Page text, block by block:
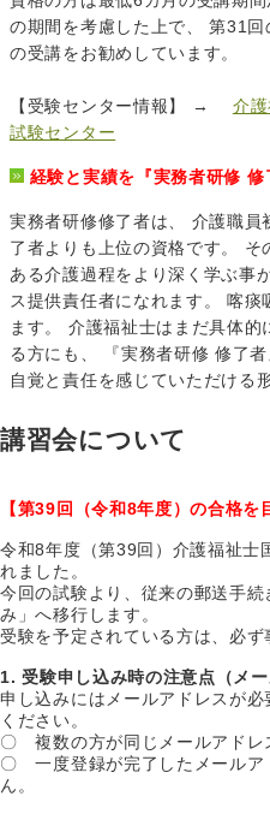
の期間を考慮した上で、 第31
の受講をお勧めしています。
【受験センター情報】 → 介
試験センター
経験と実績を『実務者研修 修
実務者研修修了者は、 介護職
了者よりも上位の資格です。
ある介護過程をより深く学ぶ事
ス提供責任者になれます。 喀痰
ます。 介護福祉士はまだ具体
る方にも、 『実務者研修 修了
自覚と責任を感じていただける
講習会について
【第39回（令和8年度）の合格を
令和8年度（第39回）介護福祉士
れました。
今回の試験より、従来の郵送手
み」へ移行します。
受験を予定されている方は、必ず
1. 受験申し込み時の注意点（メー
申し込みにはメールアドレスが
ください。
〇 複数の方が同じメールアドレ
〇 一度登録が完了したメールア
ん。